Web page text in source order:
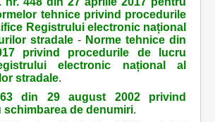
tehnice privind procedurile
Registrului electronic național
stradale - Norme tehnice din
privind procedurile de lucru
electronic național al
stradale.
din 29 august 2002 privind
schimbarea de denumiri.